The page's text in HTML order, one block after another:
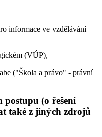
informace ve vzdělávání
(VÚP),
("Škola a právo" - právní
postupu (o řešení
také z jiných zdrojů